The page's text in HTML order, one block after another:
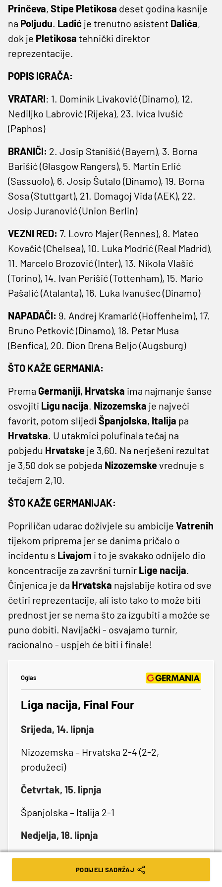
Prinčeva, Stipe Pletikosa deset godina kasnije
na Poljudu Ladić je trenutno asistent Dalića,
dok je Pletikosa tehnički direktor
reprezentacije.
POPIS IGRAČA:
VRATARI: 1. Dominik Livaković (Dinamo), 12.
Nediljko Labrović (Rijeka), 23. Ivica Ivušić
(Paphos)
BRANIČI: 2. Josip Stanišić (Bayern), 3. Borna
Barišić (Glasgow Rangers), 5. Martin Erlić
(Sassuolo), 6. Josip Šutalo (Dinamo), 19. Borna
Sosa (Stuttgart), 21. Domagoj Vida (AEK), 22.
Josip Juranović (Union Berlin)
VEZNI RED: 7. Lovro Majer (Rennes), 8. Mateo
Kovačić (Chelsea), 10. Luka Modrić (Real Madrid),
11. Marcelo Brozović (Inter), 13. Nikola Vlašić
(Torino), 14. Ivan Perišić (Tottenham), 15. Mario
Pašalić (Atalanta), 16. Luka Ivanušec (Dinamo)
NAPADAČI: 9. Andrej Kramarić (Hoffenheim), 17.
Bruno Petković (Dinamo), 18. Petar Musa
(Benfica), 20. Dion Drena Beljo (Augsburg)
ŠTO KAŽE GERMANIA:
Prema Germaniji, Hrvatska ima najmanje šanse
osvojiti Ligu nacija Nizozemska je najveći
favorit, potom slijedi Španjolska, Italija pa
Hrvatska . U utakmici polufinala tečaj na
pobjedu Hrvatske je 3,60. Na nerješeni rezultat
je 3,50 dok se pobjeda Nizozemskevrednuje s
tečajem 2,10.
ŠTO KAŽE GERMANIJAK:
Popriličan udarac doživjele su ambicije Vatrenih
tijekom priprema jer se danima pričalo o
incidentu s Livajom i to je svakako odnijelo dio
koncentracije za završni turnir Lige nacija
Činjenica je da Hrvatska najslabije kotira od sve
četiri reprezentacije, ali isto tako to može biti
prednost jer se nema što za izgubiti a možće se
puno dobiti. Navijački - osvajamo turnir,
racionalno - uspjeh će biti i finale!
Oglas
Liga nacija, Final Four
Srijeda, 14. lipnja
Nizozemska – Hrvatska 2-4 (2-2,
produžeci)
Četvrtak, 15. lipnja
Španjolska – Italija 2-1
Nedjelja, 18. lipnja
Za 3.mjesto: Nizozemska – Italija 2-3
Finale: Hrvatska – Španjolska 4-5 11m (0-
PODIJELI SADRŽAJ